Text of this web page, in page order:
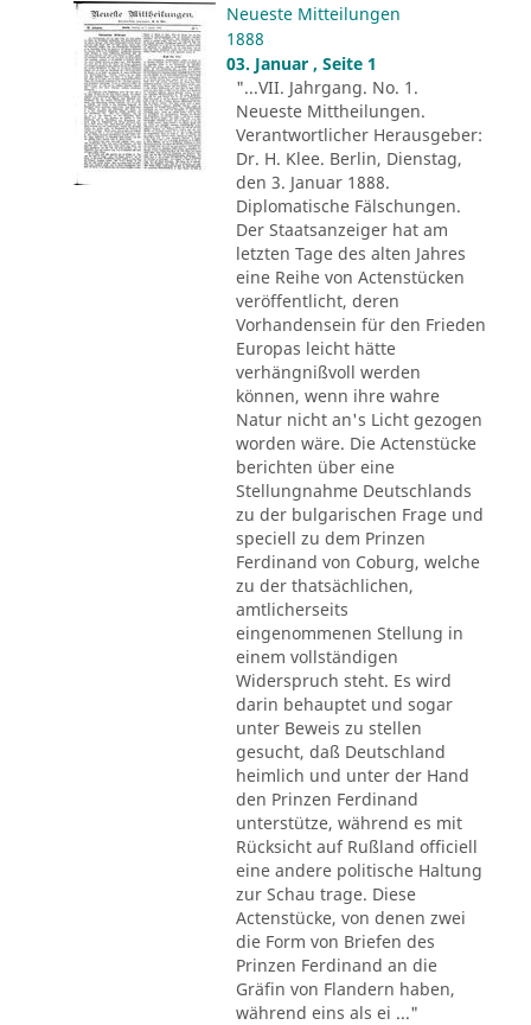
Neueste Mitteilungen
1888
03. Januar , Seite 1
"...VII. Jahrgang. No. 1.
Neueste Mittheilungen.
Verantwortlicher Herausgeber:
Dr. H. Klee. Berlin, Dienstag,
den 3. Januar 1888.
Diplomatische Fälschungen.
Der Staatsanzeiger hat am
letzten Tage des alten Jahres
eine Reihe von Actenstücken
veröffentlicht, deren
Vorhandensein für den Frieden
Europas leicht hätte
verhängnißvoll werden
können, wenn ihre wahre
Natur nicht an's Licht gezogen
worden wäre. Die Actenstücke
berichten über eine
Stellungnahme Deutschlands
zu der bulgarischen Frage und
speciell zu dem Prinzen
Ferdinand von Coburg, welche
zu der thatsächlichen,
amtlicherseits
eingenommenen Stellung in
einem vollständigen
Widerspruch steht. Es wird
darin behauptet und sogar
unter Beweis zu stellen
gesucht, daß Deutschland
heimlich und unter der Hand
den Prinzen Ferdinand
unterstütze, während es mit
Rücksicht auf Rußland officiell
eine andere politische Haltung
zur Schau trage. Diese
Actenstücke, von denen zwei
die Form von Briefen des
Prinzen Ferdinand an die
Gräfin von Flandern haben,
während eins als ei ..."